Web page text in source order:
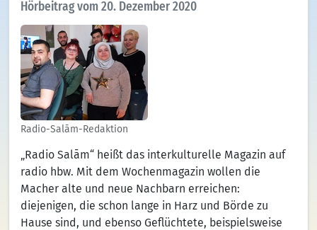
Hörbeitrag vom 20. Dezember 2020
Radio-Salām-Redaktion
„Radio Salām“ heißt das interkulturelle Magazin auf
radio hbw. Mit dem Wochenmagazin wollen die
Macher alte und neue Nachbarn erreichen:
diejenigen, die schon lange in Harz und Börde zu
Hause sind, und ebenso Geflüchtete, beispielsweise